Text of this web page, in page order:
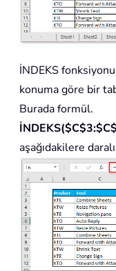
İNDEKS fonksiyonu
konuma göre bir
Burada formül.
aşağıdakilere